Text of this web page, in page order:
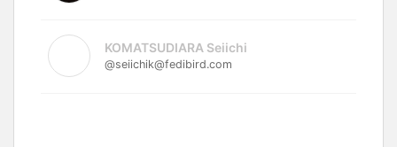
KOMATSUDIARA Seiichi
@seiichik@fedibird.com